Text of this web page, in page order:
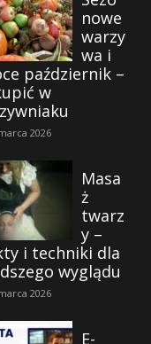
nowe
warzy
wa i
październik –
w
2026
Masa
ż
twarz
y –
i techniki dla
wyglądu
2026
E-